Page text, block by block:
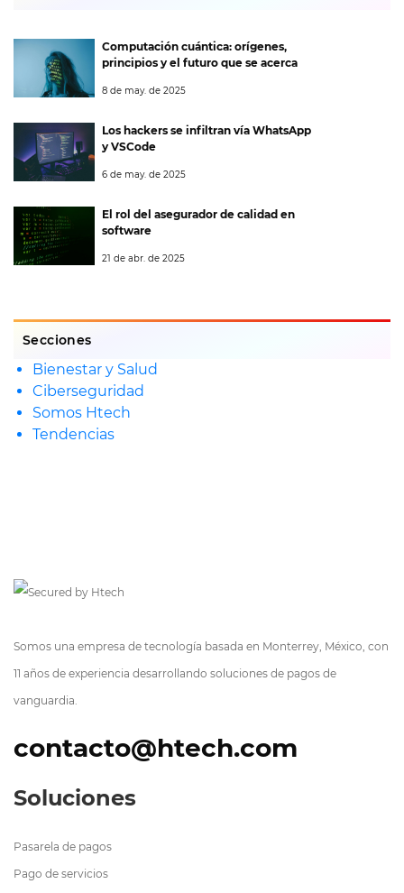
Computación cuántica: orígenes,
principios y el futuro que se acerca
8 de may. de 2025
Los hackers se infiltran vía WhatsApp
y VSCode
6 de may. de 2025
El rol del asegurador de calidad en
software
21 de abr. de 2025
Secciones
Bienestar y Salud
Ciberseguridad
Somos Htech
Tendencias
Somos una empresa de tecnología basada en Monterrey, México, con
11 años de experiencia desarrollando soluciones de pagos de
vanguardia.
contacto@htech.com
Soluciones
Pasarela de pagos
Pago de servicios